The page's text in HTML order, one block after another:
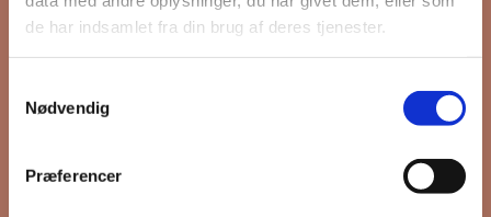
de har indsamlet fra din brug af deres tjenester.
Nødvendig
Præferencer
Efternavn
Email
Interesseret i